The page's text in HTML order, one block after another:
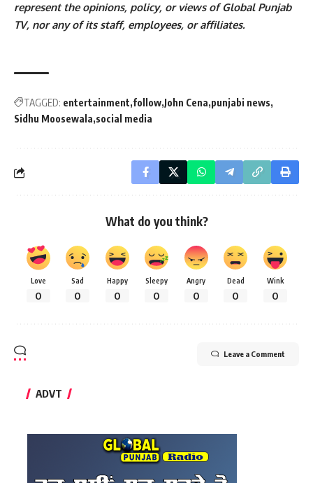
represent the opinions, policy, or views of Global Punjab
TV, nor any of its staff, employees, or affiliates.
TAGGED: entertainment follow John Cena punjabi news
Sidhu Moosewala social media
What do you think?
Love
0
Sad
0
Happy
0
Sleepy
0
Angry
0
Dead
0
Wink
0
Leave a Comment
ADVT